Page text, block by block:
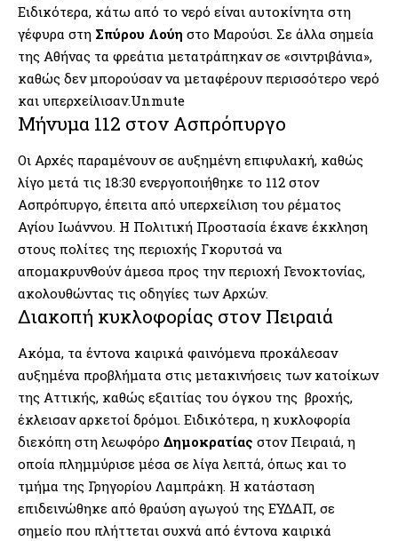
Ειδικότερα, κάτω από το νερό είναι αυτοκίνητα στη
γέφυρα στη Σπύρου Λούη στο Μαρούσι. Σε άλλα σημεία
της Αθήνας τα φρεάτια μετατράπηκαν σε «σιντριβάνια»,
καθώς δεν μπορούσαν να μεταφέρουν περισσότερο νερό
και υπερχείλισαν.Unmute
Μήνυμα 112 στον Ασπρόπυργο
Οι Αρχές παραμένουν σε αυξημένη επιφυλακή, καθώς
λίγο μετά τις 18:30 ενεργοποιήθηκε το 112 στον
Ασπρόπυργο, έπειτα από υπερχείλιση του ρέματος
Αγίου Ιωάννου. Η Πολιτική Προστασία έκανε έκκληση
στους πολίτες της περιοχής Γκορυτσά να
απομακρυνθούν άμεσα προς την περιοχή Γενοκτονίας,
ακολουθώντας τις οδηγίες των Αρχών.
Διακοπή κυκλοφορίας στον Πειραιά
Ακόμα, τα έντονα καιρικά φαινόμενα προκάλεσαν
αυξημένα προβλήματα στις μετακινήσεις των κατοίκων
της Αττικής, καθώς εξαιτίας του όγκου της βροχής,
έκλεισαν αρκετοί δρόμοι. Ειδικότερα, η κυκλοφορία
διεκόπη στη λεωφόρο Δημοκρατίας στον Πειραιά, η
οποία πλημμύρισε μέσα σε λίγα λεπτά, όπως και το
τμήμα της Γρηγορίου Λαμπράκη. Η κατάσταση
επιδεινώθηκε από θραύση αγωγού της ΕΥΔΑΠ, σε
σημείο που πλήττεται συχνά από έντονα καιρικά